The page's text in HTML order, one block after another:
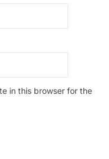
in this browser for the